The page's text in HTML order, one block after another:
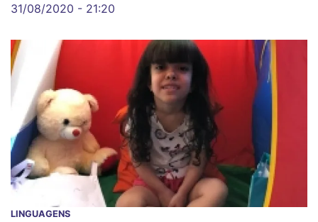
31/08/2020 - 21:20
LINGUAGENS